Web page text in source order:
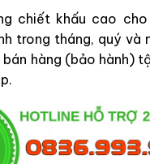
chiết khấu cao
trong tháng, quý và
bán hàng (bảo hành)